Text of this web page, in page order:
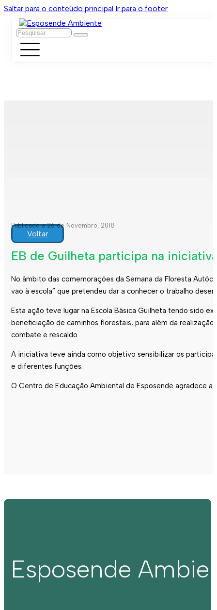
Saltar para o conteúdo principal Ir para o footer
Pesquisar
Publicado a 26 de Novembro, 2018
Voltar
EB de Guilheta participa na
No âmbito das comemorações da Semana da Floresta
vão à escola” que pretendeu dar a conhecer o trabalho
Esta ação teve lugar na Escola Básica Guilheta tendo sido
beneficiação de caminhos florestais, para além da
combate e rescaldo.
A iniciativa teve ainda como objetivo sensibilizar os
e diferentes funções.
O Centro de Educação Ambiental de Esposende agradece a
Esposende